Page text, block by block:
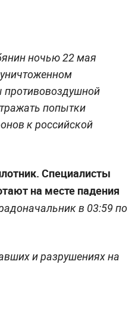
ночью 22 мая
противовоздушной
попытки
к российской
Специалисты
на месте падения
в 03:59 по
и разрушениях на